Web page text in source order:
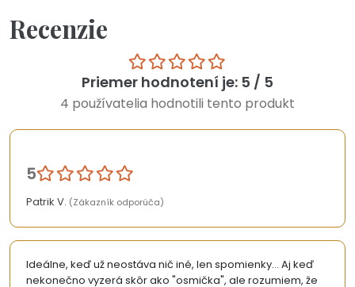
Recenzie
Priemer hodnotení je: 5 / 5
4 používatelia hodnotili tento produkt
5
Patrik V. (Zákazník odporúča)
Ideálne, keď už neostáva nič iné, len spomienky... Aj keď
nekonečno vyzerá skôr ako "osmička", ale rozumiem, že